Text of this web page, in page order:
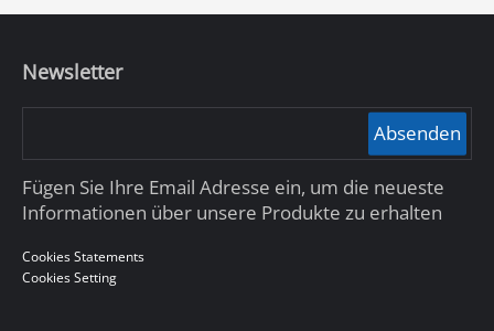
Newsletter
Absenden
Fügen Sie Ihre Email Adresse ein, um die neueste
Informationen über unsere Produkte zu erhalten
Cookies Statements
Cookies Setting